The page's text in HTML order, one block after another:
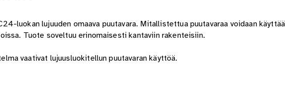
luokan lujuuden omaava puutavara. Mitallistettua puutavaraa voidaan käyttää
Tuote soveltuu erinomaisesti kantaviin rakenteisiin.
vaativat lujuusluokitellun puutavaran käyttöä.